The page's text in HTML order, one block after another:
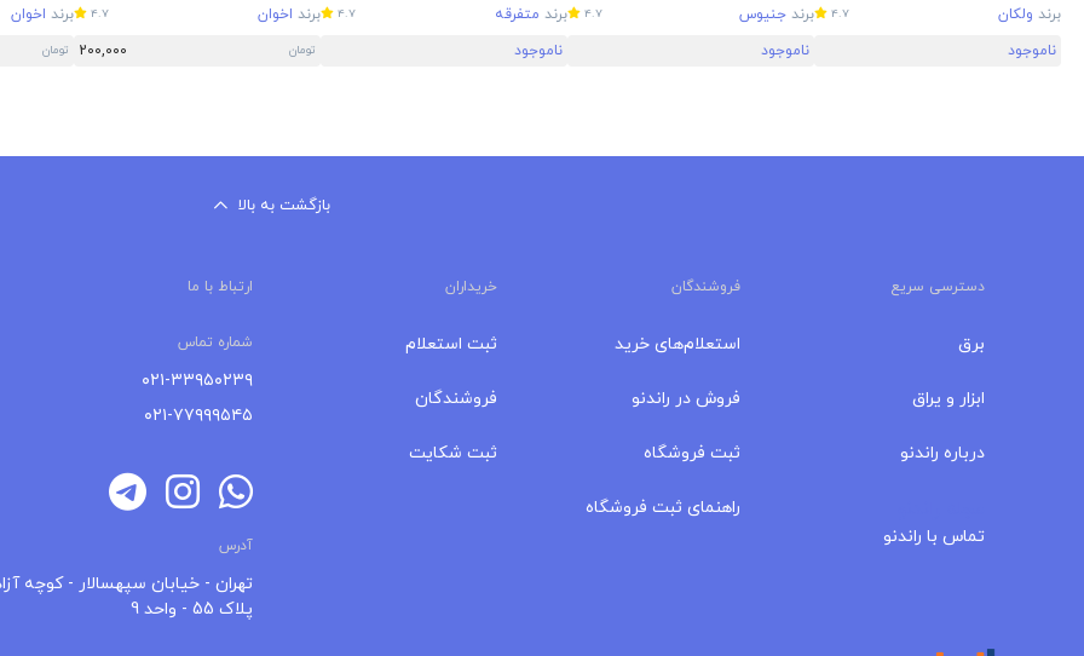
برند ولکان 4.7
ناموجود
برند جنیوس 4.7
ناموجود
برند متفرقه 4.7
ناموجود
برند اخوان 4.7
تومان 200,000
برند اخوان
تومان
بازگشت به بالا
دسترسی سریع فروشندگان خریداران ارتباط با ما
برق
ابزار و یراق
درباره‌ راندنو
تماس با راندنو
استعلام‌های خرید
فروش در راندنو
ثبت فروشگاه
راهنمای ثبت فروشگاه
ثبت استعلام
فروشندگان
ثبت شکایت
شماره تماس
۰۲۱-۳۳۹۵۰۲۳۹
۰۲۱-۷۷۹۹۹۵۴۵
آدرس
تهران - خیابان سپهسالار - کوچه
پلاک 55 - واحد 9